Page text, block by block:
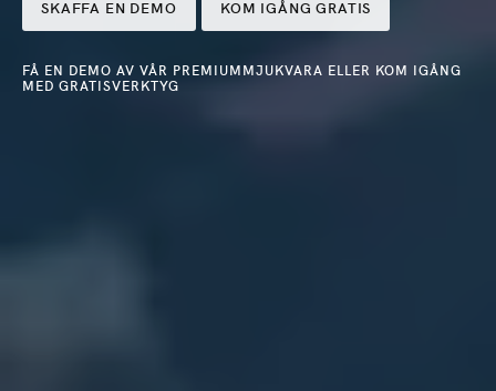
SKAFFA EN DEMO KOM IGÅNG GRATIS
FÅ EN DEMO AV VÅR PREMIUMMJUKVARA ELLER KOM IGÅNG
MED GRATISVERKTYG